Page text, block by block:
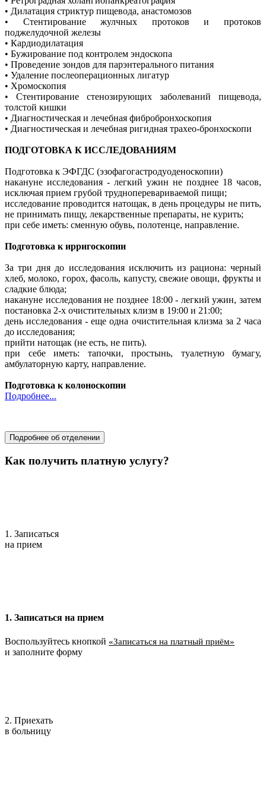
• Дилатация стриктур пищевода, анастомозов
• Стентирование жулчных протоков и протоков
поджелудочной железы
• Кардиодилатация
• Бужирование под контролем эндоскопа
• Проведение зондов для парэнтерального питания
• Удаление послеоперационных лигатур
• Хромоскопия
• Стентирование стенозирующих заболеваний пищевода,
толстой кишки
• Диагностическая и лечебная фибробронхоскопия
• Диагностическая и лечебная ригидная трахео-бронхоскопи
ПОДГОТОВКА К ИССЛЕДОВАНИЯМ
Подготовка к ЭФГДС (эзофагогастродуоденоскопии)
накануне исследования - легкий ужин не позднее 18 часов,
исключая прием грубой трудноперевариваемой пищи;
исследование проводится натощак, в день процедуры не пить,
не принимать пищу, лекарственные препараты, не курить;
при себе иметь: сменную обувь, полотенце, направление.
Подготовка к ирригоскопии
За три дня до исследования исключить из рациона: черный
хлеб, молоко, горох, фасоль, капусту, свежие овощи, фрукты и
сладкие блюда;
накануне исследования не позднее 18:00 - легкий ужин, затем
постановка 2-х очистительных клизм в 19:00 и 21:00;
день исследования - еще одна очистительная клизма за 2 часа
до исследования;
прийти натощак (не есть, не пить).
при себе иметь: тапочки, простынь, туалетную бумагу,
амбулаторную карту, направление.
Подготовка к колоноскопии
Подробнее...
Подробнее об отделении
Как получить платную услугу?
1. Записаться
на прием
1. Записаться на прием
Воспользуйтесь кнопкой «Записаться на платный приём»
и заполните форму
2. Приехать
в больницу